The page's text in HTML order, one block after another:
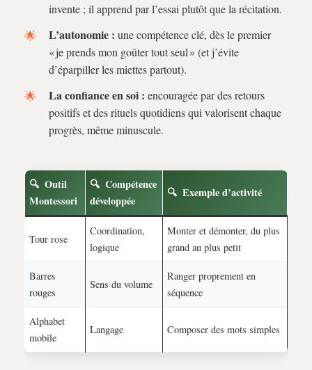
invente ; il apprend par l’essai plutôt que la récitation.
L’autonomie : une compétence clé, dès le premier
« je prends mon goûter tout seul » (et j’évite
d’éparpiller les miettes partout).
La confiance en soi : encouragée par des retours
positifs et des rituels quotidiens qui valorisent chaque
progrès, même minuscule.
Outil
Montessori
Compétence
développée
Exemple d’activité
Tour rose
Coordination,
logique
Monter et démonter, du plus
grand au plus petit
Barres
rouges
Sens du volume
Ranger proprement en
séquence
Alphabet
mobile
Langage Composer des mots simples